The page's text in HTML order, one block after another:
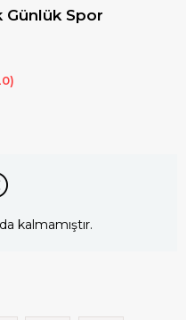
Günlük Spor
kalmamıştır.